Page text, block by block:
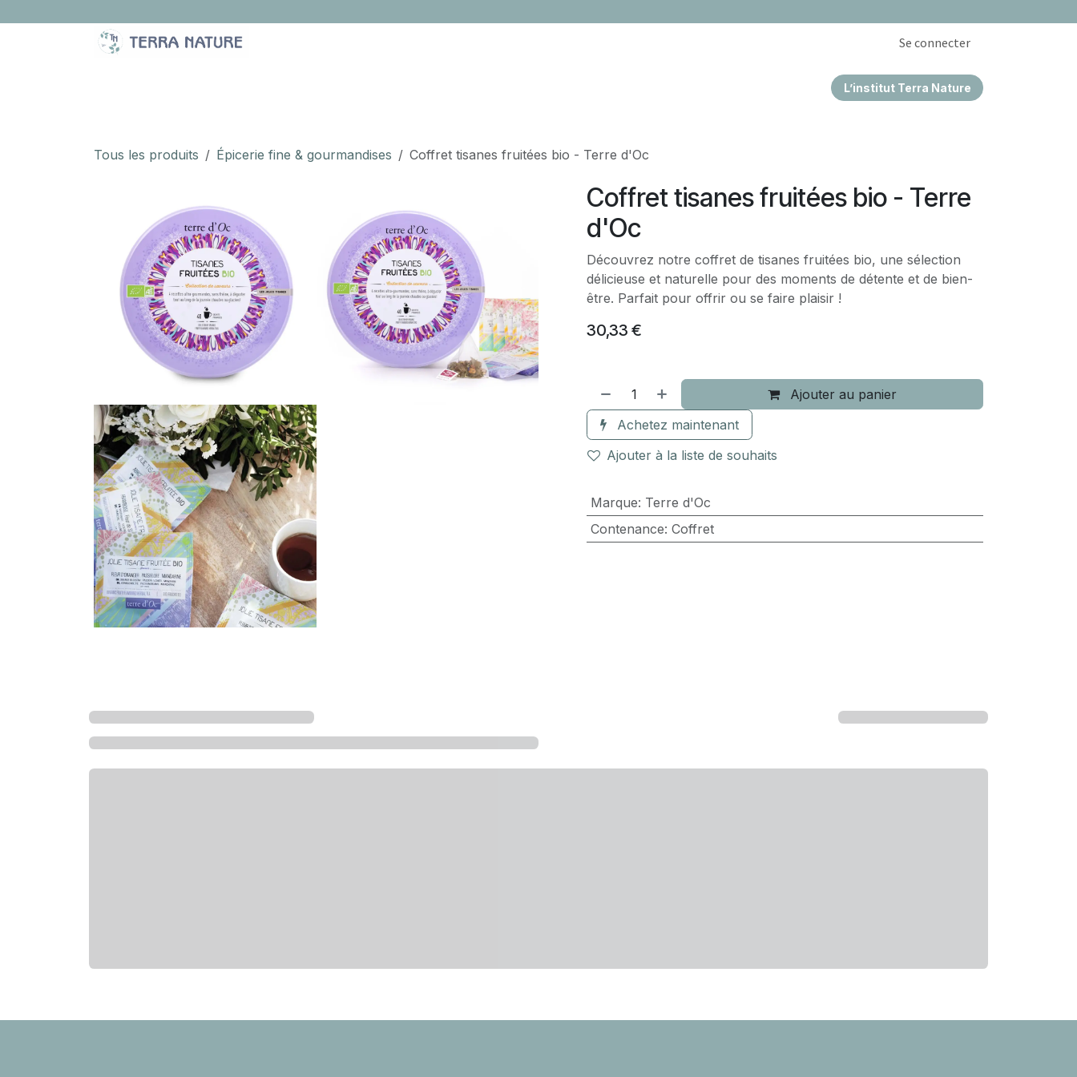
Se connecter
L’institut Terra Nature
Tous les produits Épicerie fine & gourmandises Coffret tisanes fruitées bio - Terre d'Oc
Coffret tisanes fruitées bio - Terre
d'Oc
Découvrez notre coffret de tisanes fruitées bio, une sélection
délicieuse et naturelle pour des moments de détente et de bien-
être. Parfait pour offrir ou se faire plaisir !
30,33 €
Ajouter au panier
Achetez maintenant
Ajouter à la liste de souhaits
Marque: Terre d'Oc
Contenance: Coffret